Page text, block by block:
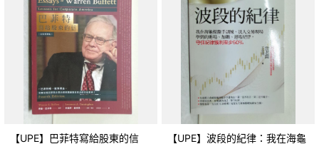
【UPE】巴菲特寫給股東的信
【UPE】波段的紀律：我在海龜